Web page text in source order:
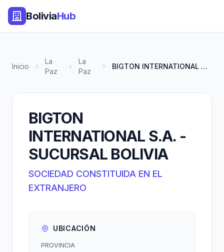
BoliviaHub
Inicio
La
Paz
La
Paz
BIGTON INTERNATIONAL S.A. - SU...
BIGTON
INTERNATIONAL S.A. -
SUCURSAL BOLIVIA
SOCIEDAD CONSTITUIDA EN EL
EXTRANJERO
UBICACIÓN
PROVINCIA